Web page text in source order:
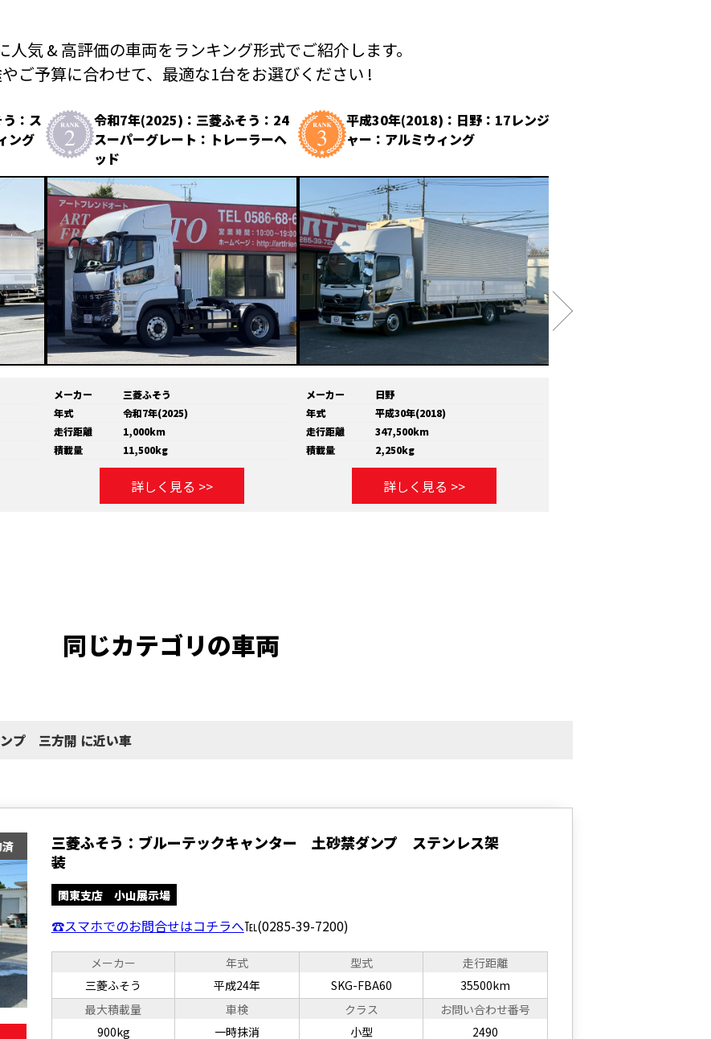
人気 & 高評価の車両をランキング形式でご紹介します。
ご予算に合わせて、 最適な1台をお選びください !
：ス
ング
令和7年(2025)：三菱ふそう：24
スーパーグレート：トレーラーヘ
ッド
メーカー
三菱ふそう
年式
令和7年(2025)
走行距離
1,000km
積載量
11,500kg
詳しく見る >>
平成30年(2018)：日野：17レンジ
ャー：アルミウィング
メーカー
日野
年式
平成30年(2018)
走行距離
347,500km
積載量
2,250kg
詳しく見る >>
同じカテゴリの車両
プ 三方開 に近い車
三菱ふそう：ブルーテックキャンター 土砂禁ダンプ ステンレス架
装
関東支店 小山展示場
☎スマホでのお問合せはコチラへ℡(0285-39-7200)
メーカー 年式 型式
走行距離
三菱ふそう
平成24年 SKG-FBA60
35500km
最大積載量
車検 クラス
お問い合わせ番号
900kg
一時抹消 小型 2490